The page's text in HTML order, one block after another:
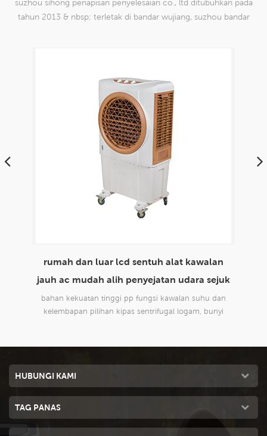
suzhou sihong penapisan penyelesaian co., ltd ditubuhkan pada
tahun 2013 & nbsp; terletak di bandar wujiang, suzhou bandar
rumah dan luar lcd sentuh alat kawalan
jauh ac mudah alih penyejatan udara sejuk
bahan kekuatan tinggi pp fungsi kawalan suhu dan
kelembapan pilihan kipas sentrifugal logam, bunyi
HUBUNGI KAMI
TAG PANAS